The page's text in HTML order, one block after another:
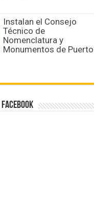
Instalan el Consejo
Técnico de
Nomenclatura y
Monumentos de Puerto